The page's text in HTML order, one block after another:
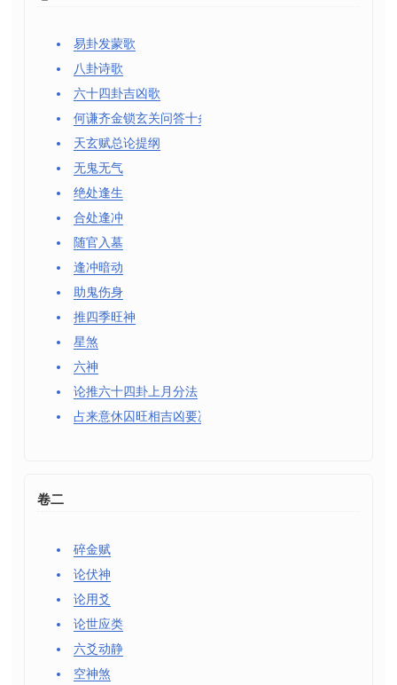
易卦发蒙歌
八卦诗歌
六十四卦吉凶歌
何谦齐金锁玄关问答十条
天玄赋总论提纲
无鬼无气
绝处逢生
合处逢冲
随官入墓
逢冲暗动
助鬼伤身
推四季旺神
星煞
六神
论推六十四卦上月分法
占来意休囚旺相吉凶要决
卷二
碎金赋
论伏神
论用爻
论世应类
六爻动静
空神煞